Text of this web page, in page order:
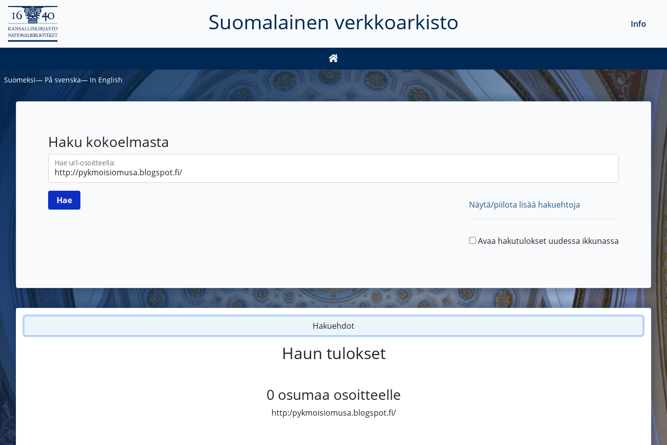
Suomalainen verkkoarkisto Info
Suomeksi― På svenska― In English
Haku kokoelmasta
Hae url-osoitteella:
Näytä/piilota lisää hakuehtoja
Avaa hakutulokset uudessa ikkunassa
Hakuehdot
Haun tulokset
0 osumaa osoitteelle
http:/pykmoisiomusa.blogspot.fi/